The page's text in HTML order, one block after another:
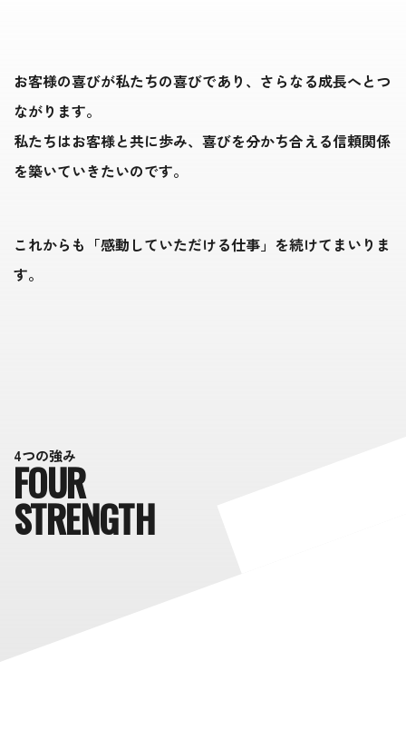
お客様の喜びが私たちの喜びであり、さらなる成長へとつ
ながります。
私たちはお客様と共に歩み、喜びを分かち合える信頼関係
を築いていきたいのです。
これからも「感動していただける仕事」を続けてまいりま
す。
4つの強み
FOUR
STRENGTH